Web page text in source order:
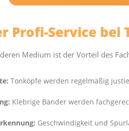
Profi-Service
Medium ist der Vorteil des
Tonköpfe werden regelmäßig
Klebrige Bänder werden
Geschwindigkeit und